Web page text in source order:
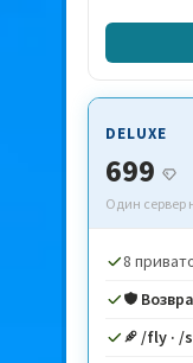
DELUXE
699
Один сервер
8
/fly · /